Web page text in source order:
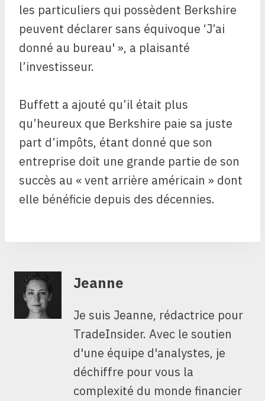
les particuliers qui possèdent Berkshire
peuvent déclarer sans équivoque ‘J’ai
donné au bureau' », a plaisanté
l’investisseur.
Buffett a ajouté qu’il était plus
qu’heureux que Berkshire paie sa juste
part d’impôts, étant donné que son
entreprise doit une grande partie de son
succès au « vent arrière américain » dont
elle bénéficie depuis des décennies.
Jeanne
Je suis Jeanne, rédactrice pour
TradeInsider. Avec le soutien
d'une équipe d'analystes, je
déchiffre pour vous la
complexité du monde financier